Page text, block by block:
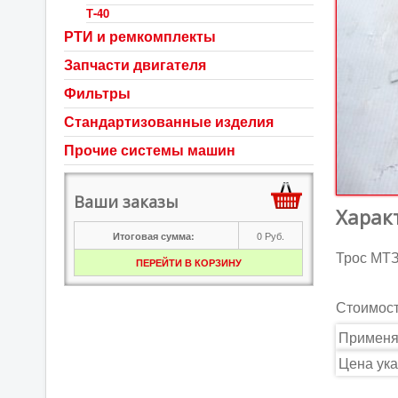
Т-40
РТИ и ремкомплекты
Запчасти двигателя
Фильтры
Стандартизованные изделия
Прочие системы машин
Ваши заказы
Итоговая сумма: 0 Руб.
ПЕРЕЙТИ В КОРЗИНУ Трос
Цена